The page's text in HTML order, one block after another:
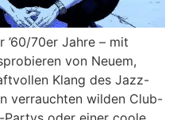
70er Jahre – mit
von Neuem,
Klang des Jazz-
verrauchten wilden Club-